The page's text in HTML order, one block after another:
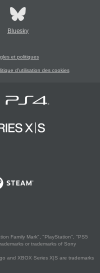
Bluesky
et politiques
d'utilisation des cookies
Family Mark", "PlayStation", "PS5
or trademarks of Sony
and XBOX Series X|S are trademarks